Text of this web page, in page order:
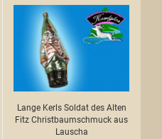
Lange Kerls Soldat des Alten
Fitz Christbaumschmuck aus
Lauscha